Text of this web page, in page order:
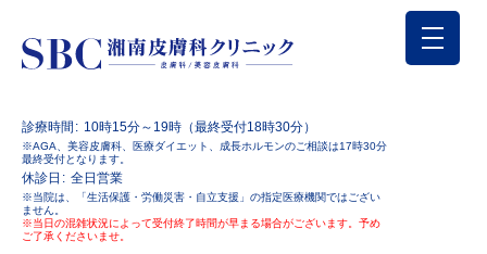
診療時間 10時15分～19時（最終受付18時30分）
※AGA、美容皮膚科、医療ダイエット、成長ホルモンのご相談は17時30分
最終受付となります。
休診日 全日営業
※当院は、「生活保護・労働災害・自立支援」の指定医療機関ではござい
ません。
※当日の混雑状況によって受付終了時間が早まる場合がございます。予め
ご了承くださいませ。